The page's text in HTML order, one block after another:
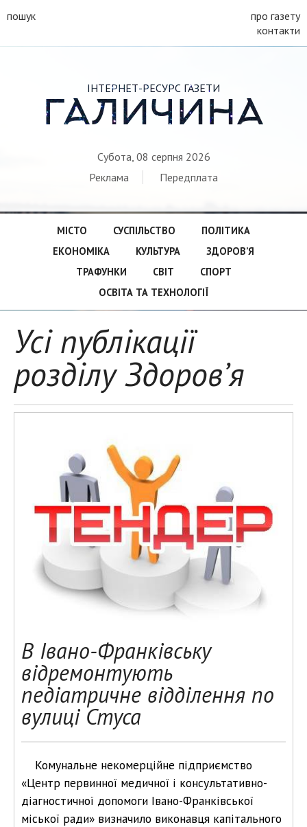
пошук
про газету
контакти
ІНТЕРНЕТ-РЕСУРС ГАЗЕТИ
ГАЛИЧИНА
Субота, 08 серпня 2026
Реклама
Передплата
МІСТО СУСПІЛЬСТВО
ПОЛІТИКА
ЕКОНОМІКА
КУЛЬТУРА
ЗДОРОВ’Я
ТРАФУНКИ
СВІТ
СПОРТ
ОСВІТА ТА ТЕХНОЛОГІЇ
Усі публікації
розділу Здоров’я
В Івано-Франківську
відремонтують
педіатричне відділення по
вулиці Стуса
Комунальне некомерційне підприємство
«Центр первинної медичної і консультативно-
діагностичної допомоги Івано-Франківської
міської ради» визначило виконавця капітального